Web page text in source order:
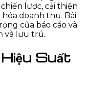
lược, cải thiện
doanh thu. Bài
của báo cáo và
và lưu trú.
Suất